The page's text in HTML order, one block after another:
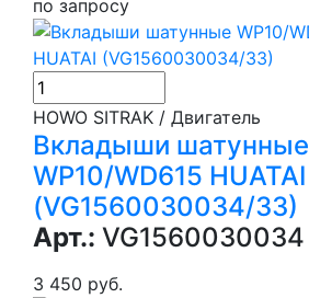
по запросу
HOWO SITRAK / Двигатель
Вкладыши шатунные
WP10/WD615 HUATAI
(VG1560030034/33)
Арт.: VG1560030034
3 450 руб.